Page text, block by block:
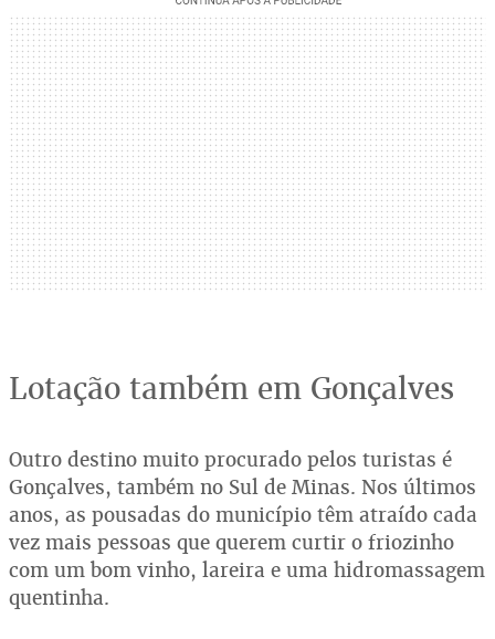
Lotação também em Gonçalves
Outro destino muito procurado pelos turistas é
Gonçalves, também no Sul de Minas. Nos últimos
anos, as pousadas do município têm atraído cada
vez mais pessoas que querem curtir o friozinho
com um bom vinho, lareira e uma hidromassagem
quentinha.